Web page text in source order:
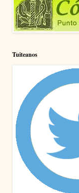
Tuiteanos